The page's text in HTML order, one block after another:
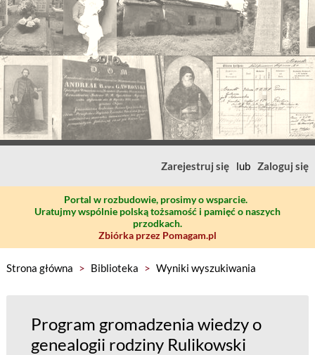
Zarejestruj się lub Zaloguj się
Portal w rozbudowie, prosimy o wsparcie.
Uratujmy wspólnie polską tożsamość i pamięć o naszych
przodkach.
Zbiórka przez Pomagam.pl
Strona główna > Biblioteka > Wyniki wyszukiwania
Program gromadzenia wiedzy o
genealogii rodziny Rulikowski